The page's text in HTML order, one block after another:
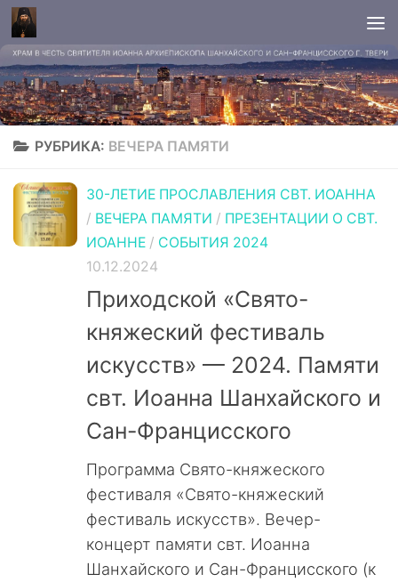
РУБРИКА: ВЕЧЕРА ПАМЯТИ
30-ЛЕТИЕ ПРОСЛАВЛЕНИЯ СВТ. ИОАННА
/ ВЕЧЕРА ПАМЯТИ / ПРЕЗЕНТАЦИИ О СВТ.
ИОАННЕ / СОБЫТИЯ 2024
10.12.2024
Приходской «Свято-
княжеский фестиваль
искусств» — 2024. Памяти
свт. Иоанна Шанхайского и
Сан-Францисского
Программа Свято-княжеского
фестиваля «Свято-княжеский
фестиваль искусств». Вечер-
концерт памяти свт. Иоанна
Шанхайского и Сан-Францисского (к